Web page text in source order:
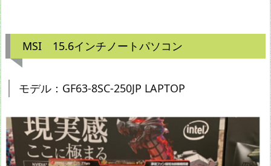
MSI 15.6インチノートパソコン
モデル：GF63-8SC-250JP LAPTOP